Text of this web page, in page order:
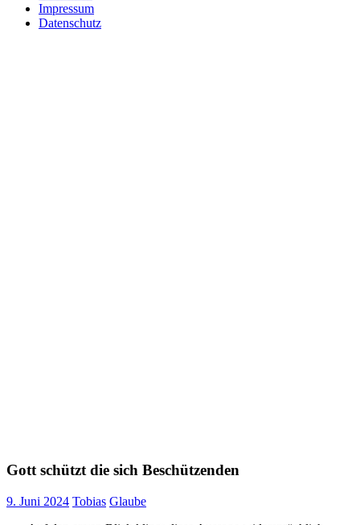
Impressum
Datenschutz
Gott schützt die sich Beschützenden
9. Juni 2024 Tobias Glaube